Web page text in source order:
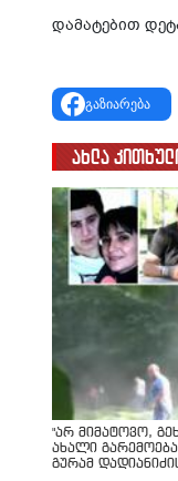
დამატებით
გაზიარება
ახლა
"არ მიმატოვო,
ახალი
გურამ